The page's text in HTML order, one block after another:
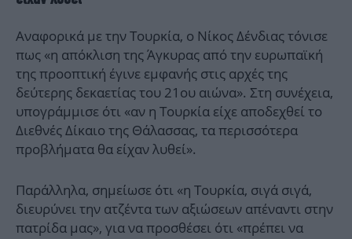
Αναφορικά με την Τουρκία, ο Νίκος Δένδιας τόνισε
πως «η απόκλιση της Άγκυρας από την ευρωπαϊκή
της προοπτική έγινε εμφανής στις αρχές της
δεύτερης δεκαετίας του 21ου αιώνα». Στη συνέχεια,
υπογράμμισε ότι «αν η Τουρκία είχε αποδεχθεί το
Διεθνές Δίκαιο της Θάλασσας, τα περισσότερα
προβλήματα θα είχαν λυθεί».
Παράλληλα, σημείωσε ότι «η Τουρκία, σιγά σιγά,
διευρύνει την ατζέντα των αξιώσεων απέναντι στην
πατρίδα μας», για να προσθέσει ότι «πρέπει να